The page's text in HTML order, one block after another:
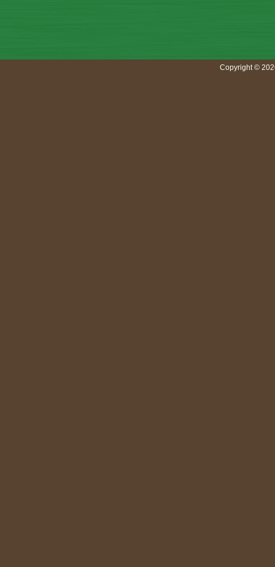
Copyright ©